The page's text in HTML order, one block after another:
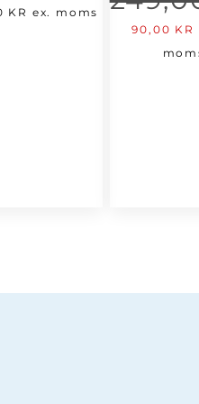
KR ex. moms
Det
90,00 KR